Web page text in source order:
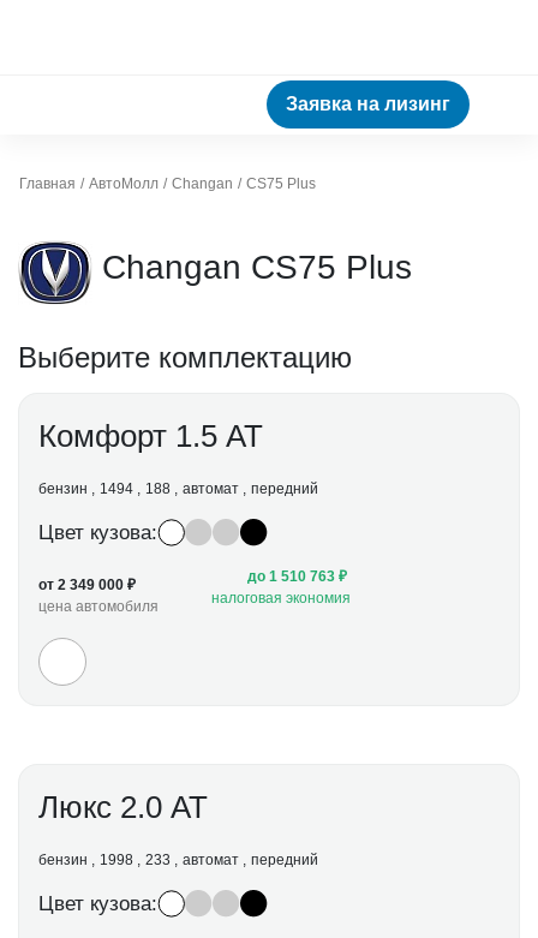
Заявка на лизинг
Главная АвтоМолл Changan CS75 Plus
Changan CS75 Plus
Выберите комплектацию
Комфорт 1.5 АТ
бензин 1494 188 автомат передний
Цвет кузова:
от 2 349 000 ₽
цена автомобиля
до 1 510 763 ₽
налоговая экономия
Люкс 2.0 АТ
бензин 1998 233 автомат передний
Цвет кузова: